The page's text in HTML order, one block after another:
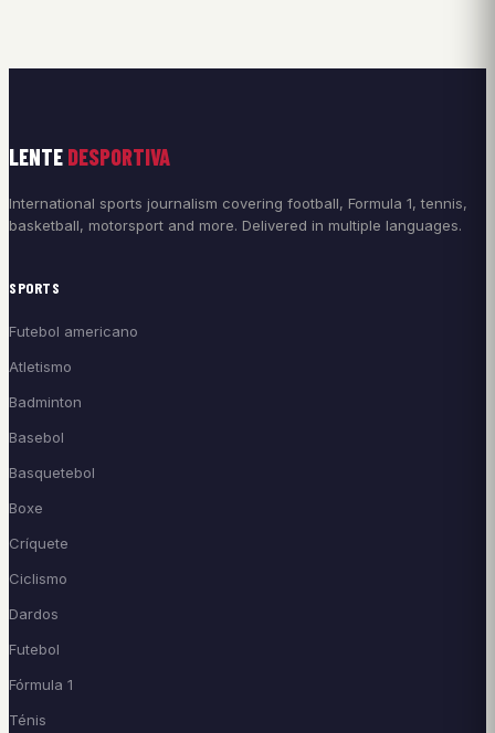
LENTE DESPORTIVA
International sports journalism covering football, Formula 1, tennis,
basketball, motorsport and more. Delivered in multiple languages.
SPORTS
Futebol americano
Atletismo
Badminton
Basebol
Basquetebol
Boxe
Críquete
Ciclismo
Dardos
Futebol
Fórmula 1
Ténis